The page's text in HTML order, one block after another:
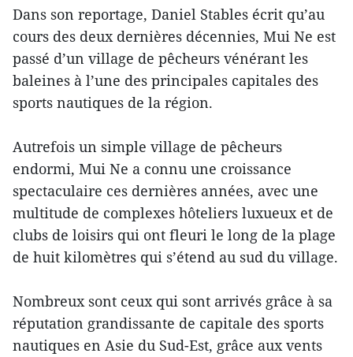
Dans son reportage, Daniel Stables écrit qu’au
cours des deux dernières décennies, Mui Ne est
passé d’un village de pêcheurs vénérant les
baleines à l’une des principales capitales des
sports nautiques de la région.
Autrefois un simple village de pêcheurs
endormi, Mui Ne a connu une croissance
spectaculaire ces dernières années, avec une
multitude de complexes hôteliers luxueux et de
clubs de loisirs qui ont fleuri le long de la plage
de huit kilomètres qui s’étend au sud du village.
Nombreux sont ceux qui sont arrivés grâce à sa
réputation grandissante de capitale des sports
nautiques en Asie du Sud-Est, grâce aux vents